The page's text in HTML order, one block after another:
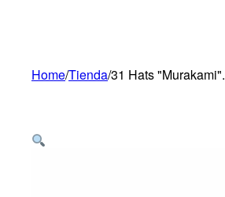
Home/Tienda/31 Hats "Murakami".